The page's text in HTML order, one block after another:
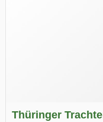
Thüringer